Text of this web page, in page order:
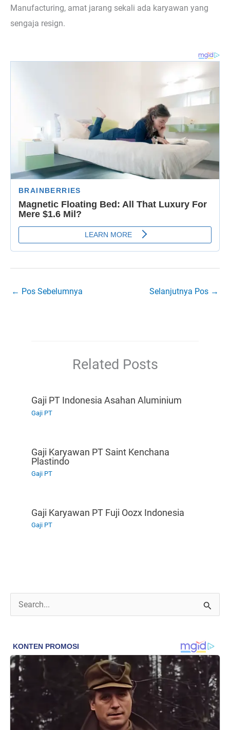
Manufacturing, amat jarang sekali ada karyawan yang
sengaja resign.
← Pos Sebelumnya Selanjutnya Pos →
Related Posts
Gaji PT Indonesia Asahan Aluminium
Gaji PT
Gaji Karyawan PT Saint Kenchana
Plastindo
Gaji PT
Gaji Karyawan PT Fuji Oozx Indonesia
Gaji PT
a
u
n
t
u